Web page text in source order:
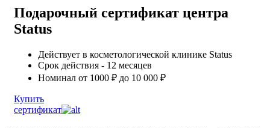
Подарочный сертификат центра
Status
Действует в косметологической клинике Status
Срок действия - 12 месяцев
Номинал от 1000 ₽ до 10 000 ₽
Купить
сертификат